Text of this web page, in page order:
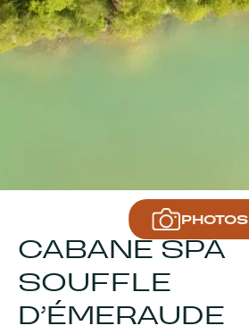
PHOTOS
CABANE SPA
SOUFFLE
D’ÉMERAUDE